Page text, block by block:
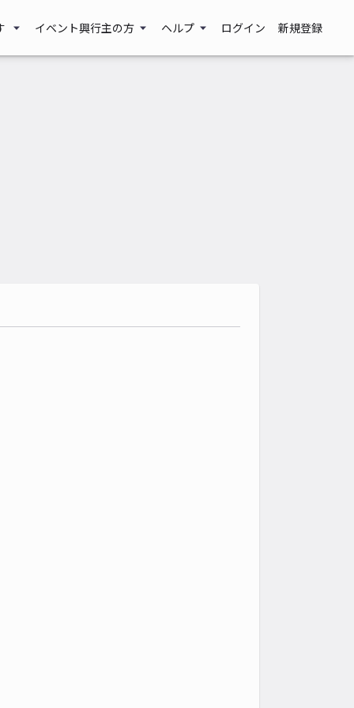
イベント興行主の方 ヘルプ ログイン 新規登録